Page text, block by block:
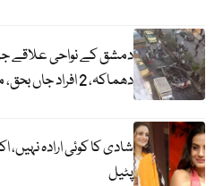
دمشق کے نواحی علاقے
دھماکہ، 2 افراد جاں بحق، متعدد زخمی
شادی کا کوئی ارادہ
پٹیل